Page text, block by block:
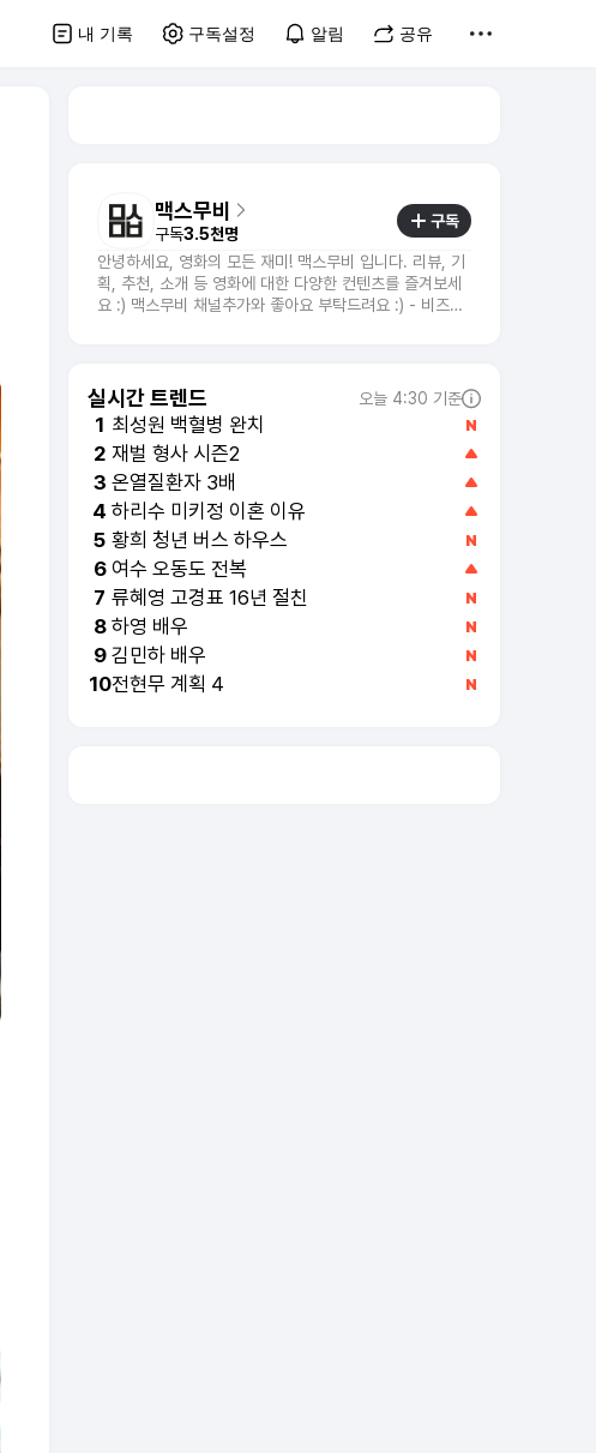
내 기록 구독설정 알림 공유
맥스무비
구독3.5천명
구독
안녕하세요, 영화의 모든 재미! 맥스무비 입니다. 리뷰, 기
획, 추천, 소개 등 영화에 대한 다양한 컨텐츠를 즐겨보세
요 :) 맥스무비 채널추가와 좋아요 부탁드려요 :) - 비즈니
실시간 트렌드 오늘 4:30 기준
1 최성원 백혈병 완치
2 재벌 형사 시즌2
4 하리수 미키정 이혼 이유
5 황희 청년 버스 하우스
6 여수 오동도 전복
7 류혜영 고경표 16년 절친
8 하영 배우
9 김민하 배우
10전현무 계획 4